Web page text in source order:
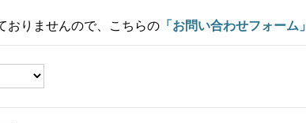
おりませんので、こちらの 「お問い合わせフォーム」